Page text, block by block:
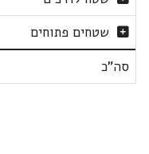
שטחים פתוחים
סה"כ